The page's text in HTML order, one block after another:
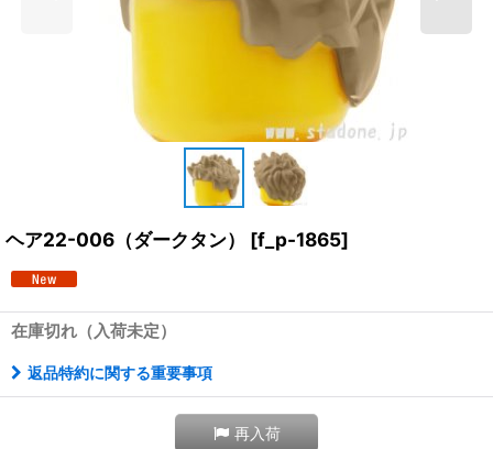
ヘア22-006（ダークタン） [f_p-1865]
在庫切れ（入荷未定）
返品特約に関する重要事項
再入荷